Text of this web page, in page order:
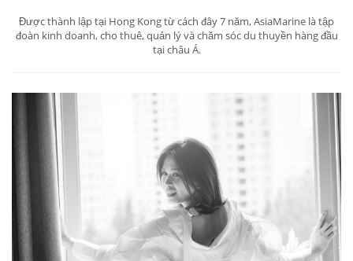
Được thành lập tại Hong Kong từ cách đây 7 năm, AsiaMarine là tập
đoàn kinh doanh, cho thuê, quản lý và chăm sóc du thuyền hàng đầu
tại châu Á.